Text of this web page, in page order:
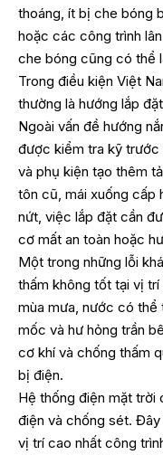
thoáng, ít bị che bóng
hoặc các công trình
che bóng cũng có thể
Trong điều kiện Việt
thường là hướng lắp
Ngoài vấn đề hướng
được kiểm tra kỹ trước
và phụ kiện tạo thêm
tôn cũ, mái xuống cấp
nứt, việc lắp đặt cần
cơ mất an toàn hoặc
Một trong những lỗi
thấm không tốt tại vị trí
mùa mưa, nước có thể
mốc và hư hỏng trần
cơ khí và chống thấm
bị điện.
Hệ thống điện mặt trời
điện và chống sét.
vị trí cao nhất công